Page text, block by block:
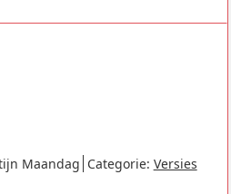
Maandag. Categorie: Versies.